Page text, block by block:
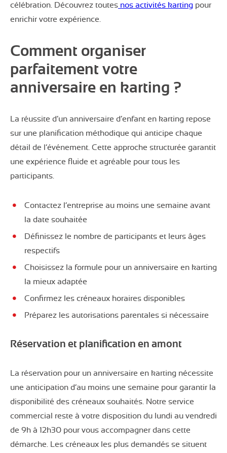
célébration. Découvrez toutes nos activités karting pour
enrichir votre expérience.
Comment organiser
parfaitement votre
anniversaire en karting ?
La réussite d’un anniversaire d’enfant en karting repose
sur une planification méthodique qui anticipe chaque
détail de l’événement. Cette approche structurée garantit
une expérience fluide et agréable pour tous les
participants.
Contactez l’entreprise au moins une semaine avant
la date souhaitée
Définissez le nombre de participants et leurs âges
respectifs
Choisissez la formule pour un anniversaire en karting
la mieux adaptée
Confirmez les créneaux horaires disponibles
Préparez les autorisations parentales si nécessaire
Réservation et planification en amont
La réservation pour un anniversaire en karting nécessite
une anticipation d’au moins une semaine pour garantir la
disponibilité des créneaux souhaités. Notre service
commercial reste à votre disposition du lundi au vendredi
de 9h à 12h30 pour vous accompagner dans cette
démarche. Les créneaux les plus demandés se situent